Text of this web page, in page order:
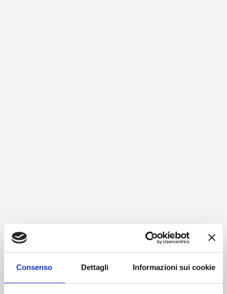
Consenso Dettagli Informazioni sui cookie